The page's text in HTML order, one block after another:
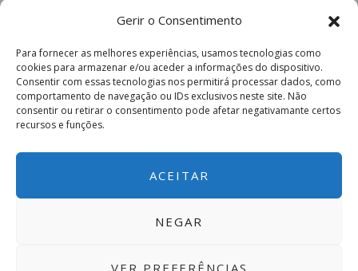
Gerir o Consentimento
Para fornecer as melhores experiências, usamos tecnologias como
cookies para armazenar e/ou aceder a informações do dispositivo.
Consentir com essas tecnologias nos permitirá processar dados, como
comportamento de navegação ou IDs exclusivos neste site. Não
consentir ou retirar o consentimento pode afetar negativamante certos
recursos e funções.
ACEITAR
NEGAR
VER PREFERÊNCIAS